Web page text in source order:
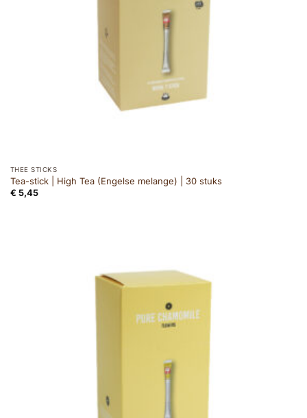
THEE STICKS
Tea-stick | High Tea (Engelse melange) | 30 stuks
€ 5,45